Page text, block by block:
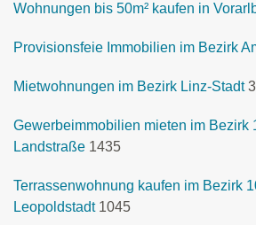
Wohnungen bis 50m² kaufen in
Provisionsfeie Immobilien im Bezirk
Mietwohnungen im Bezirk Linz-Stadt
Gewerbeimmobilien mieten im Bezirk
Landstraße 1435
Terrassenwohnung kaufen im Bezirk
Leopoldstadt 1045